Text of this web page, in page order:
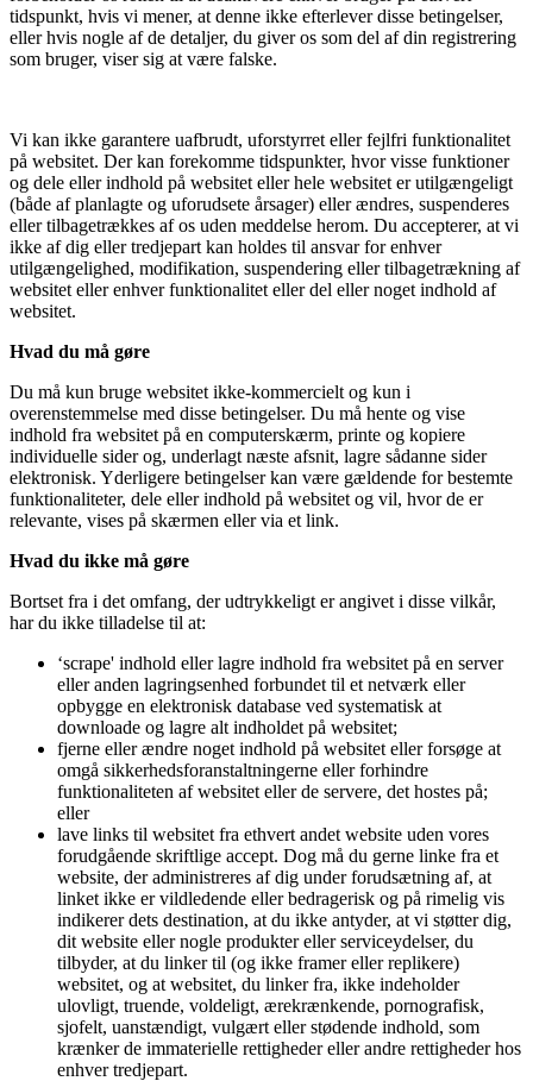
tidspunkt, hvis vi mener, at denne ikke efterlever disse betingelser,
eller hvis nogle af de detaljer, du giver os som del af din registrering
som bruger, viser sig at være falske.
Vi kan ikke garantere uafbrudt, uforstyrret eller fejlfri funktionalitet
på websitet. Der kan forekomme tidspunkter, hvor visse funktioner
og dele eller indhold på websitet eller hele websitet er utilgængeligt
(både af planlagte og uforudsete årsager) eller ændres, suspenderes
eller tilbagetrækkes af os uden meddelse herom. Du accepterer, at vi
ikke af dig eller tredjepart kan holdes til ansvar for enhver
utilgængelighed, modifikation, suspendering eller tilbagetrækning af
websitet eller enhver funktionalitet eller del eller noget indhold af
websitet.
Hvad du må gøre
Du må kun bruge websitet ikke-kommercielt og kun i
overenstemmelse med disse betingelser. Du må hente og vise
indhold fra websitet på en computerskærm, printe og kopiere
individuelle sider og, underlagt næste afsnit, lagre sådanne sider
elektronisk. Yderligere betingelser kan være gældende for bestemte
funktionaliteter, dele eller indhold på websitet og vil, hvor de er
relevante, vises på skærmen eller via et link.
Hvad du ikke må gøre
Bortset fra i det omfang, der udtrykkeligt er angivet i disse vilkår,
har du ikke tilladelse til at:
‘scrape' indhold eller lagre indhold fra websitet på en server
eller anden lagringsenhed forbundet til et netværk eller
opbygge en elektronisk database ved systematisk at
downloade og lagre alt indholdet på websitet;
fjerne eller ændre noget indhold på websitet eller forsøge at
omgå sikkerhedsforanstaltningerne eller forhindre
funktionaliteten af websitet eller de servere, det hostes på;
eller
lave links til websitet fra ethvert andet website uden vores
forudgående skriftlige accept. Dog må du gerne linke fra et
website, der administreres af dig under forudsætning af, at
linket ikke er vildledende eller bedragerisk og på rimelig vis
indikerer dets destination, at du ikke antyder, at vi støtter dig,
dit website eller nogle produkter eller serviceydelser, du
tilbyder, at du linker til (og ikke framer eller replikere)
websitet, og at websitet, du linker fra, ikke indeholder
ulovligt, truende, voldeligt, ærekrænkende, pornografisk,
sjofelt, uanstændigt, vulgært eller stødende indhold, som
krænker de immaterielle rettigheder eller andre rettigheder hos
enhver tredjepart.